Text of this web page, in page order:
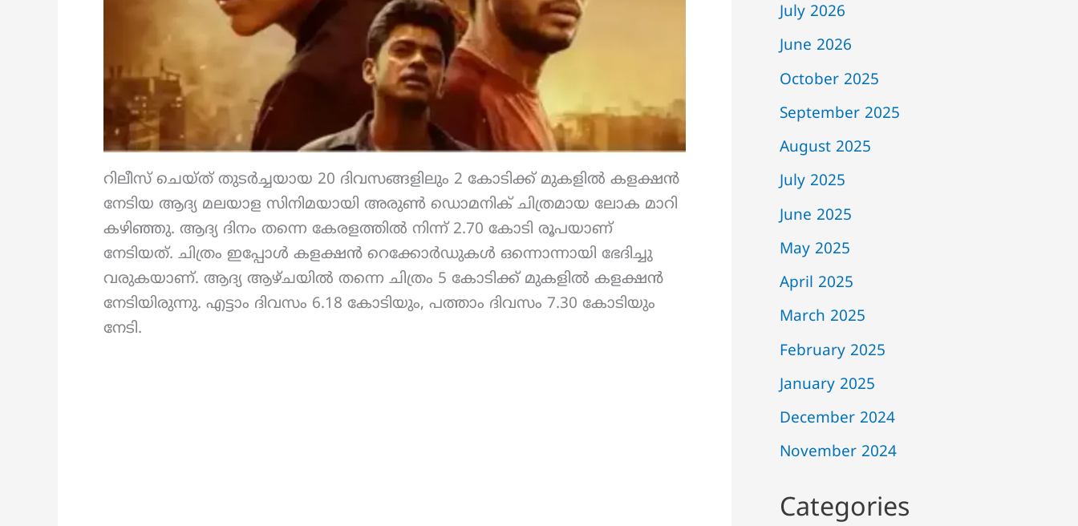
റിലീസ് ചെയ്ത് തുടർച്ചയായ 20 ദിവസങ്ങളിലും 2 കോടിക്ക് മുകളിൽ കളക്ഷൻ
നേടിയ ആദ്യ മലയാള സിനിമയായി അരുൺ ഡൊമനിക് ചിത്രമായ ലോക മാറി
കഴിഞ്ഞു. ആദ്യ ദിനം തന്നെ കേരളത്തിൽ നിന്ന് 2.70 കോടി രൂപയാണ്
നേടിയത്. ചിത്രം ഇപ്പോൾ കളക്ഷൻ റെക്കോർഡുകൾ ഒന്നൊന്നായി ഭേദിച്ചു
വരുകയാണ്. ആദ്യ ആഴ്ചയിൽ തന്നെ ചിത്രം 5 കോടിക്ക് മുകളിൽ കളക്ഷൻ
നേടിയിരുന്നു. എട്ടാം ദിവസം 6.18 കോടിയും, പത്താം ദിവസം 7.30 കോടിയും
നേടി.
July 2026
June 2026
October 2025
September 2025
August 2025
July 2025
June 2025
May 2025
April 2025
March 2025
February 2025
January 2025
December 2024
November 2024
Categories